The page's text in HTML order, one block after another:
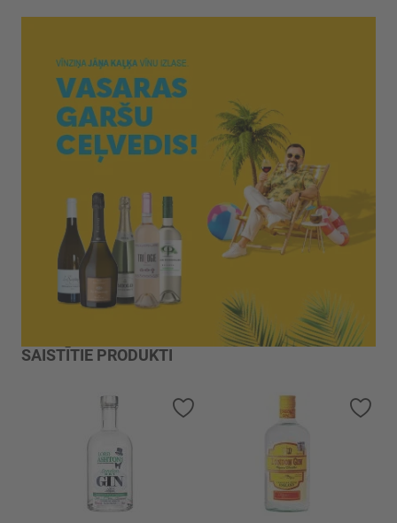
SAISTĪTIE PRODUKTI